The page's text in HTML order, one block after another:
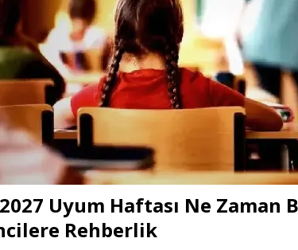
Uyum Haftası Ne Zaman
Rehberlik